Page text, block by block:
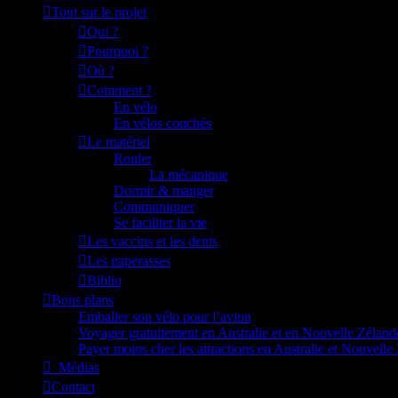
Tout sur le projet
Qui ?
Pourquoi ?
Où ?
Comment ?
En vélo
En vélos couchés
Le matériel
Rouler
La mécanique
Dormir & manger
Communiquer
Se faciliter la vie
Les vaccins et les dents
Les paperasses
Biblio
Bons plans
Emballer son vélo pour l’avion
Voyager gratuitement en Australie et en Nouvelle
Payer moins cher les attractions en Australie et Nouvelle
_Médias
Contact